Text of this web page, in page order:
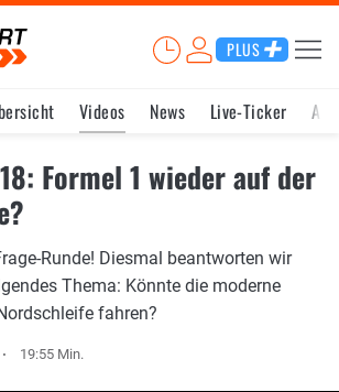
PLUS
Videos News Live-Ticker
Formel 1 wieder auf der
Runde! Diesmal beantworten wir
Thema: Könnte die moderne
fahren?
19:55 Min.